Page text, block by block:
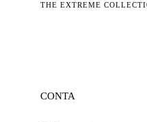
THE EXTREME
CONTA